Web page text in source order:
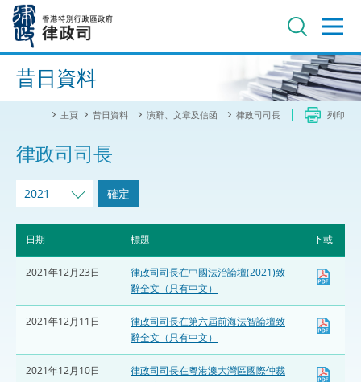
內
進階搜尋
昔日資料
主頁 昔日資料 演辭、文章及信函 律政司司長 列印
律政司司長
2021 確定
日期 標題 下載
2021年12月23日
律政司司長在中國法治論壇(2021)致
辭全文（只有中文）
2021年12月11日
律政司司長在第六屆前海法智論壇致
辭全文（只有中文）
2021年12月10日
律政司司長在粵港澳大灣區國際仲裁